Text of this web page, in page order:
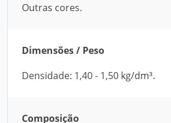
Outras cores.
Dimensões / Peso
Densidade: 1,40 - 1,50 kg/dm³.
Composição